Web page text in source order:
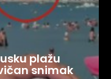
plažu
snimak